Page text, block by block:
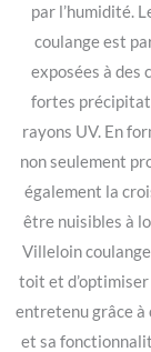
par l’humidité.
coulange est
exposées à des
fortes
rayons UV. En
non seulement
également la
être nuisibles à
Villeloin
toit et
entretenu grâce à
et sa